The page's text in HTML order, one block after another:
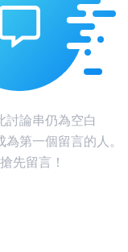
討論串仍為空白
為第一個留言的人。
先留言！